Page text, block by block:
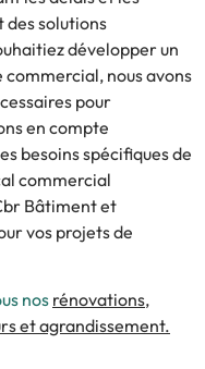
des solutions
développer un
nous avons
pour
en compte
besoins spécifiques de
commercial
Bâtiment et
vos projets de
nos rénovations,
et agrandissement.